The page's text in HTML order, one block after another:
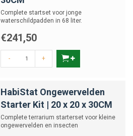
Complete startset voor jonge
waterschildpadden in 68 liter.
€241,50
- +
HabiStat Ongewervelden
Starter Kit | 20 x 20 x 30CM
Complete terrarium starterset voor kleine
ongewervelden en insecten